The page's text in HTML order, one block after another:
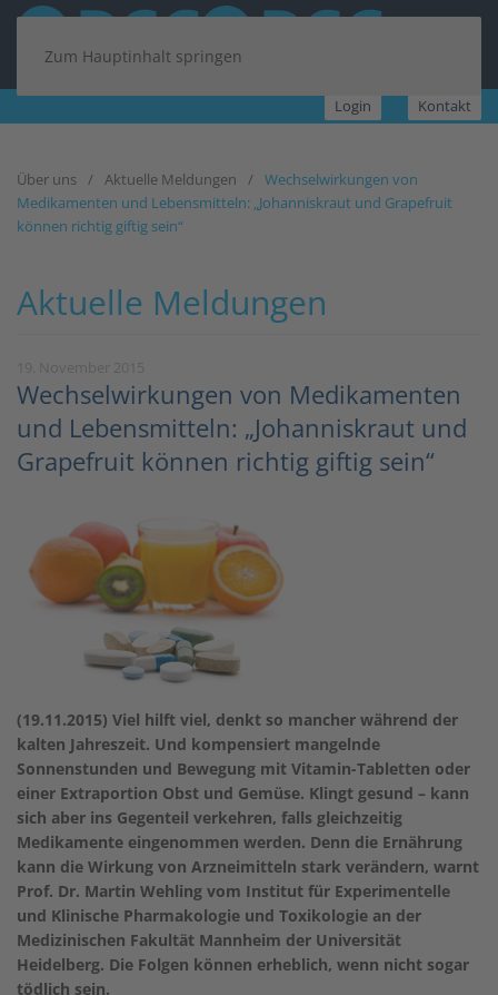
Zum Hauptinhalt springen
Login Kontakt
Über uns Aktuelle Meldungen
Wechselwirkungen von
Medikamenten und Lebensmitteln: „Johanniskraut und Grapefruit
können richtig giftig sein“
Aktuelle Meldungen
Wechselwirkungen von Medikamenten
und Lebensmitteln: „Johanniskraut und
Grapefruit können richtig giftig sein“
(19.11.2015) Viel hilft viel, denkt so mancher während der
kalten Jahreszeit. Und kompensiert mangelnde
Sonnenstunden und Bewegung mit Vitamin-Tabletten oder
einer Extraportion Obst und Gemüse. Klingt gesund – kann
sich aber ins Gegenteil verkehren, falls gleichzeitig
Medikamente eingenommen werden. Denn die Ernährung
kann die Wirkung von Arzneimitteln stark verändern, warnt
Prof. Dr. Martin Wehling vom Institut für Experimentelle
und Klinische Pharmakologie und Toxikologie an der
Medizinischen Fakultät Mannheim der Universität
Heidelberg. Die Folgen können erheblich, wenn nicht sogar
tödlich sein.